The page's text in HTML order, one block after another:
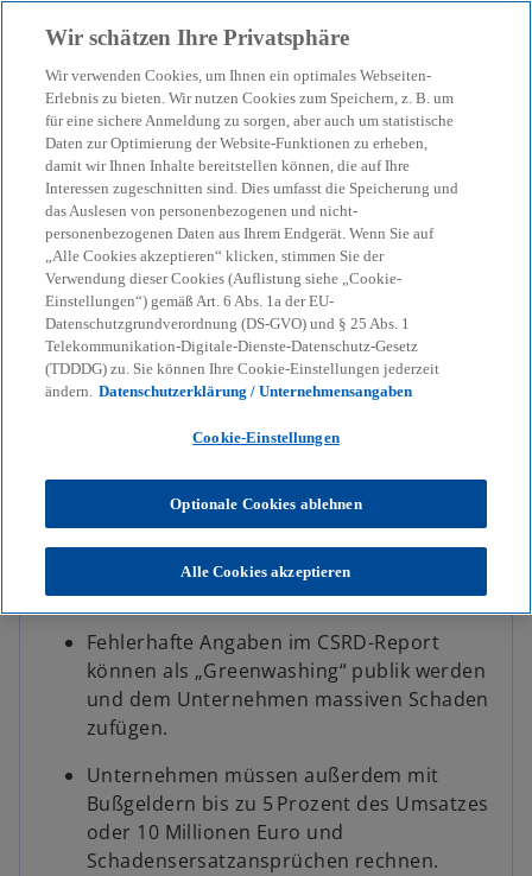
menu search
Fehler im CSRD-Report –
diese Personen haften
dafür
30-10-2023
Share
w
i
r
n
e
u
R
g
i
s
t
e
r
k
a
r
g
e
ö
f
e
w
i
r
n
e
n
r
e
u
e
n
R
g
i
s
t
e
r
k
g
ö
f
e
w
i
r
n
e
n
r
e
u
n
R
g
i
s
t
e
r
k
g
ö
f
e
KPMG Themen
Sustainable Transformation
Fehler im CSRD-Report – diese Personen haften dafür
Key Facts
Fehlerhafte Angaben im CSRD-Report
können als „Greenwashing“ publik werden
und dem Unternehmen massiven Schaden
zufügen.
Unternehmen müssen außerdem mit
Bußgeldern bis zu 5 Prozent des Umsatzes
oder 10 Millionen Euro und
Schadensersatzansprüchen rechnen.
Wir schätzen Ihre Privatsphäre
Wir verwenden Cookies, um Ihnen ein optimales Webseiten-
Erlebnis zu bieten. Wir nutzen Cookies zum Speichern, z. B. um
für eine sichere Anmeldung zu sorgen, aber auch um statistische
Daten zur Optimierung der Website-Funktionen zu erheben,
damit wir Ihnen Inhalte bereitstellen können, die auf Ihre
Interessen zugeschnitten sind. Dies umfasst die Speicherung und
das Auslesen von personenbezogenen und nicht-
personenbezogenen Daten aus Ihrem Endgerät. Wenn Sie auf
„Alle Cookies akzeptieren“ klicken, stimmen Sie der
Verwendung dieser Cookies (Auflistung siehe „Cookie-
Einstellungen“) gemäß Art. 6 Abs. 1a der EU-
Datenschutzgrundverordnung (DS-GVO) und § 25 Abs. 1
Telekommunikation-Digitale-Dienste-Datenschutz-Gesetz
(TDDDG) zu. Sie können Ihre Cookie-Einstellungen jederzeit
ändern. Datenschutzerklärung / Unternehmensangaben
Cookie-Einstellungen
Optionale Cookies ablehnen
Alle Cookies akzeptieren